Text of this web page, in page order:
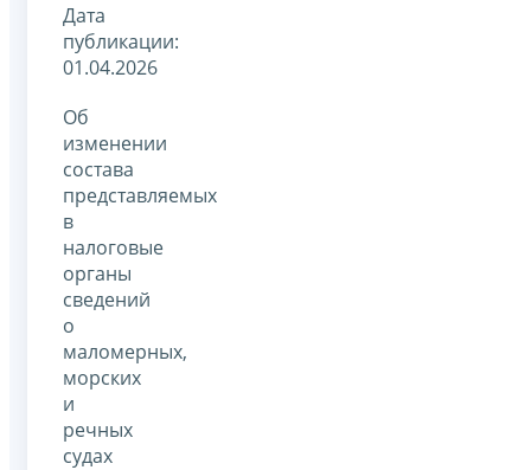
Дата
публикации:
01.04.2026
Об
изменении
состава
представляемых
в
налоговые
органы
сведений
о
маломерных,
морских
и
речных
судах